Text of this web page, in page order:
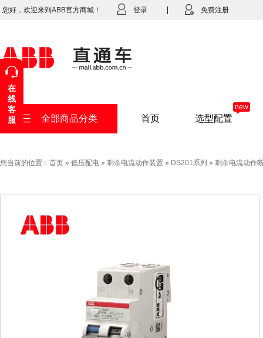
您好，欢迎来到ABB官方商城！ 登录 免费注册
全部商品分类 首页 选型配置
new
您当前的位置： 首页 » 低压配电 » 剩余电流动作装置 » DS201系列 » 剩余电流动作
在
线
客
服